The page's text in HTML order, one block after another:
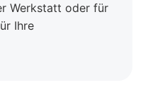
Werkstatt oder für
Ihre